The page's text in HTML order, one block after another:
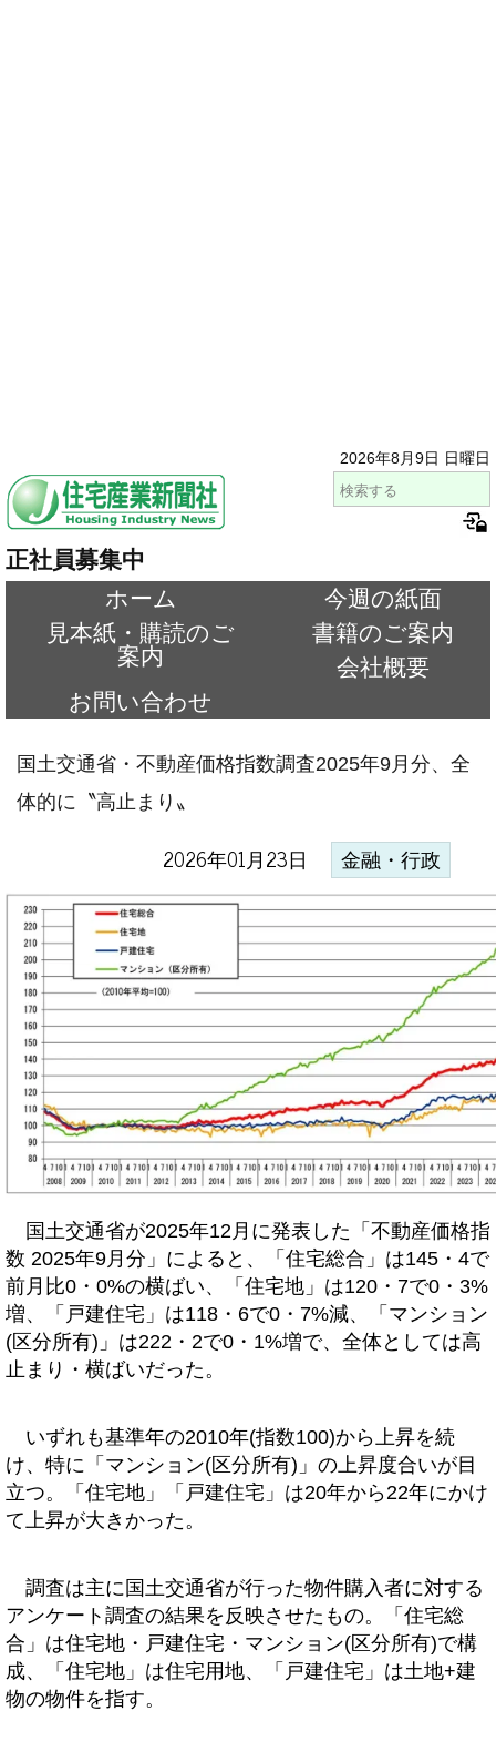
2026年8月9日 日曜日
正社員募集中
ホーム
今週の紙面
見本紙・購読のご
案内
書籍のご案内
会社概要
お問い合わせ
国土交通省・不動産価格指数調査2025年9月分、全
体的に〝高止まり〟
2026年01月23日 金融・行政
国土交通省が2025年12月に発表した「不動産価格指
数 2025年9月分」によると、「住宅総合」は145・4で
前月比0・0%の横ばい、「住宅地」は120・7で0・3%
増、「戸建住宅」は118・6で0・7%減、「マンション
(区分所有)」は222・2で0・1%増で、全体としては高
止まり・横ばいだった。
いずれも基準年の2010年(指数100)から上昇を続
け、特に「マンション(区分所有)」の上昇度合いが目
立つ。「住宅地」「戸建住宅」は20年から22年にかけ
て上昇が大きかった。
調査は主に国土交通省が行った物件購入者に対する
アンケート調査の結果を反映させたもの。「住宅総
合」は住宅地・戸建住宅・マンション(区分所有)で構
成、「住宅地」は住宅用地、「戸建住宅」は土地+建
物の物件を指す。